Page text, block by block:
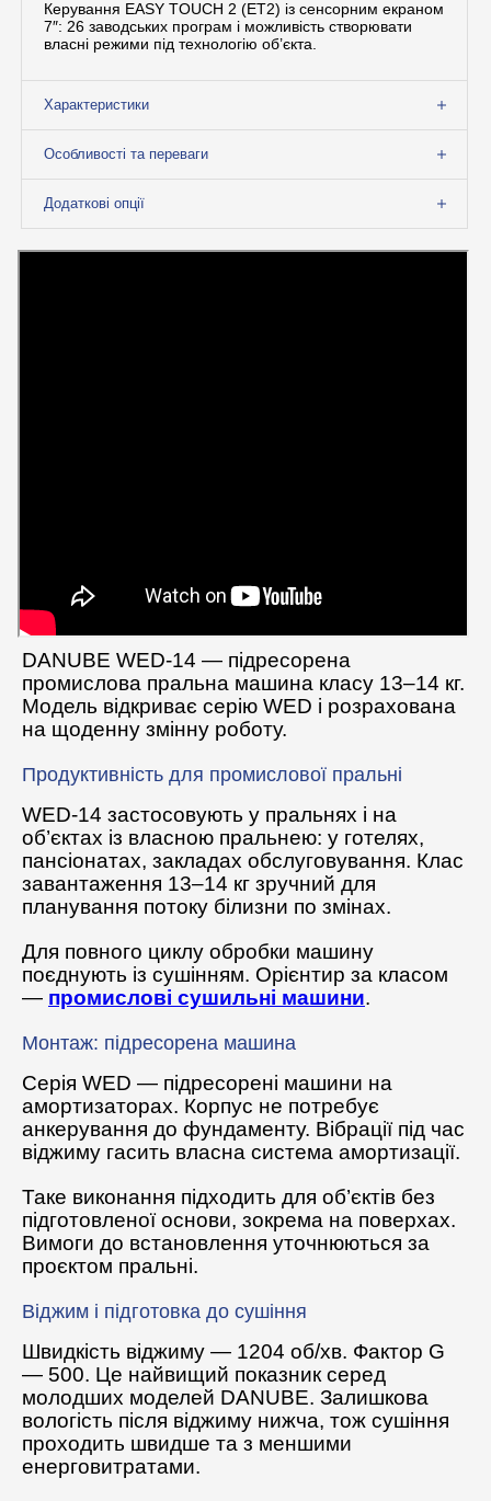
Керування EASY TOUCH 2 (ET2) із сенсорним екраном
7″: 26 заводських програм і можливість створювати
власні режими під технологію об’єкта.
Характеристики
Особливості та переваги
Додаткові опції
DANUBE WED-14 — підресорена
промислова пральна машина класу 13–14 кг.
Модель відкриває серію WED і розрахована
на щоденну змінну роботу.
Продуктивність для промислової пральні
WED-14 застосовують у пральнях і на
об’єктах із власною пральнею: у готелях,
пансіонатах, закладах обслуговування. Клас
завантаження 13–14 кг зручний для
планування потоку білизни по змінах.
Для повного циклу обробки машину
поєднують із сушінням. Орієнтир за класом
— промислові сушильні машини.
Монтаж: підресорена машина
Серія WED — підресорені машини на
амортизаторах. Корпус не потребує
анкерування до фундаменту. Вібрації під час
віджиму гасить власна система амортизації.
Таке виконання підходить для об’єктів без
підготовленої основи, зокрема на поверхах.
Вимоги до встановлення уточнюються за
проєктом пральні.
Віджим і підготовка до сушіння
Швидкість віджиму — 1204 об/хв. Фактор G
— 500. Це найвищий показник серед
молодших моделей DANUBE. Залишкова
вологість після віджиму нижча, тож сушіння
проходить швидше та з меншими
енерговитратами.